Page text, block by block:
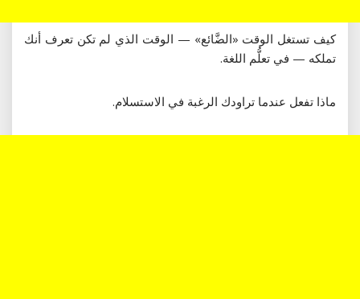
كيف تستغل الوقت «الضَّائع» — الوقت الذي لم تكن تعرف أنك
تملكه — في تعلُّم اللغة.
ماذا تفعل عندما تراودك الرغبة في الاستسلام.